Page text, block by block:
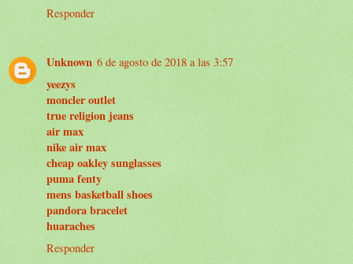
Responder
Unknown 6 de agosto de 2018 a las 3:57
yeezys
moncler outlet
true religion jeans
air max
nike air max
cheap oakley sunglasses
puma fenty
mens basketball shoes
pandora bracelet
huaraches
Responder